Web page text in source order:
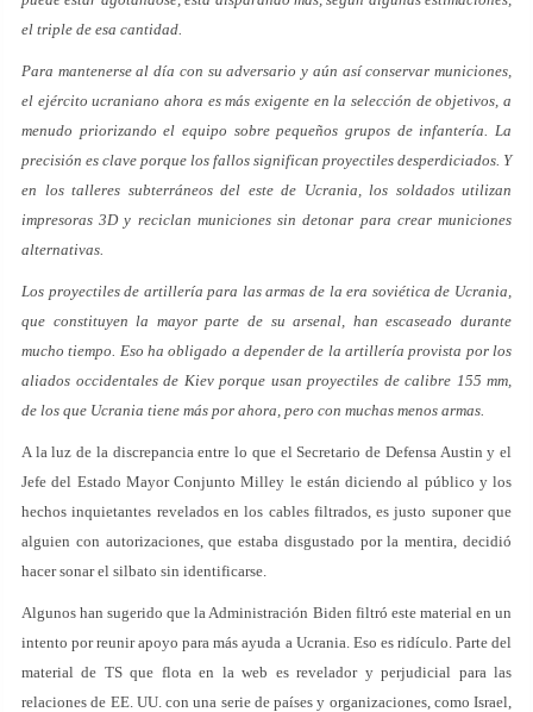
el triple de esa cantidad.
Para mantenerse al día con su adversario y aún así conservar municiones,
el ejército ucraniano ahora es más exigente en la selección de objetivos, a
menudo priorizando el equipo sobre pequeños grupos de infantería. La
precisión es clave porque los fallos significan proyectiles desperdiciados. Y
en los talleres subterráneos del este de Ucrania, los soldados utilizan
impresoras 3D y reciclan municiones sin detonar para crear municiones
alternativas.
Los proyectiles de artillería para las armas de la era soviética de Ucrania,
que constituyen la mayor parte de su arsenal, han escaseado durante
mucho tiempo. Eso ha obligado a depender de la artillería provista por los
aliados occidentales de Kiev porque usan proyectiles de calibre 155 mm,
de los que Ucrania tiene más por ahora, pero con muchas menos armas.
A la luz de la discrepancia entre lo que el Secretario de Defensa Austin y el
Jefe del Estado Mayor Conjunto Milley le están diciendo al público y los
hechos inquietantes revelados en los cables filtrados, es justo suponer que
alguien con autorizaciones, que estaba disgustado por la mentira, decidió
hacer sonar el silbato sin identificarse.
Algunos han sugerido que la Administración Biden filtró este material en un
intento por reunir apoyo para más ayuda a Ucrania. Eso es ridículo. Parte del
material de TS que flota en la web es revelador y perjudicial para las
relaciones de EE. UU. con una serie de países y organizaciones, como Israel,